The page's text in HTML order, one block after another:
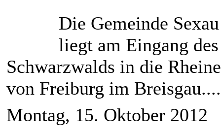
Die Gemeinde
liegt am Eingang
Schwarzwalds in die
von Freiburg im
Montag, 15. Oktober 2012